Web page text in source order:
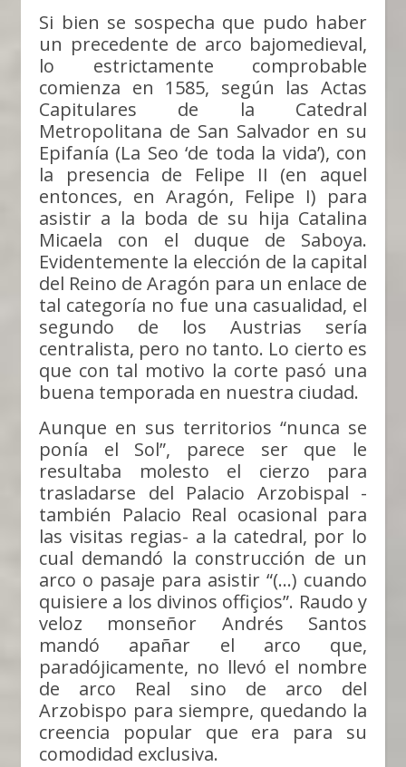
Si bien se sospecha que pudo haber
un precedente de arco bajomedieval,
lo estrictamente comprobable
comienza en 1585, según las Actas
Capitulares de la Catedral
Metropolitana de San Salvador en su
Epifanía (La Seo ‘de toda la vida’), con
la presencia de Felipe II (en aquel
entonces, en Aragón, Felipe I) para
asistir a la boda de su hija Catalina
Micaela con el duque de Saboya.
Evidentemente la elección de la capital
del Reino de Aragón para un enlace de
tal categoría no fue una casualidad, el
segundo de los Austrias sería
centralista, pero no tanto. Lo cierto es
que con tal motivo la corte pasó una
buena temporada en nuestra ciudad.
Aunque en sus territorios “nunca se
ponía el Sol”, parece ser que le
resultaba molesto el cierzo para
trasladarse del Palacio Arzobispal -
también Palacio Real ocasional para
las visitas regias- a la catedral, por lo
cual demandó la construcción de un
arco o pasaje para asistir “(…) cuando
quisiere a los divinos offiçios”. Raudo y
veloz monseñor Andrés Santos
mandó apañar el arco que,
paradójicamente, no llevó el nombre
de arco Real sino de arco del
Arzobispo para siempre, quedando la
creencia popular que era para su
comodidad exclusiva.